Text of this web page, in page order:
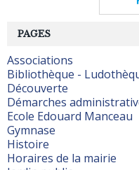
PAGES
Associations
Bibliothèque -
Découverte
Démarches
Ecole Edouard Manceau
Gymnase
Histoire
Horaires de la mairie